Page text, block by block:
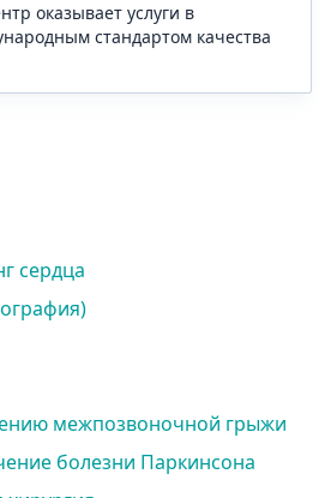
оказывает услуги в
стандартом качества
сердца
межпозвоночной грыжи
болезни Паркинсона